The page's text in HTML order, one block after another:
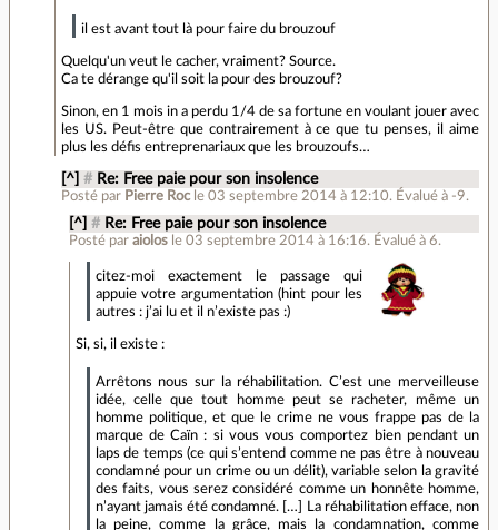
il est avant tout là pour faire du brouzouf
Quelqu'un veut le cacher, vraiment? Source.
Ca te dérange qu'il soit la pour des brouzouf?
Sinon, en 1 mois in a perdu 1/4 de sa fortune en voulant jouer avec
les US. Peut-être que contrairement à ce que tu penses, il aime
plus les défis entreprenariaux que les brouzoufs…
[^] # Re: Free paie pour son insolence
Posté par Pierre Roc le 03 septembre 2014 à 12:10. Évalué à -9.
[^] # Re: Free paie pour son insolence
Posté par aiolos le 03 septembre 2014 à 16:16. Évalué à 6.
citez-moi exactement le passage qui
appuie votre argumentation (hint pour les
autres : j’ai lu et il n’existe pas :)
Si, si, il existe :
Arrêtons nous sur la réhabilitation. C’est une merveilleuse
idée, celle que tout homme peut se racheter, même un
homme politique, et que le crime ne vous frappe pas de la
marque de Caïn : si vous vous comportez bien pendant un
laps de temps (ce qui s’entend comme ne pas être à nouveau
condamné pour un crime ou un délit), variable selon la gravité
des faits, vous serez considéré comme un honnête homme,
n’ayant jamais été condamné. […] La réhabilitation efface, non
la peine, comme la grâce, mais la condamnation, comme